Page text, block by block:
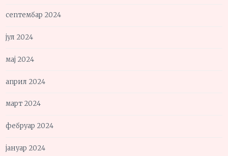
септембар 2024
јул 2024
мај 2024
април 2024
март 2024
фебруар 2024
јануар 2024